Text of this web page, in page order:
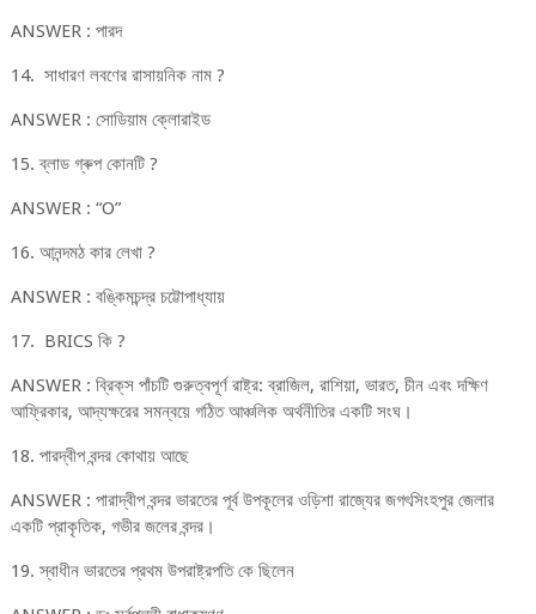
ANSWER : পারদ
14. সাধারণ লবণের রাসায়নিক নাম ?
ANSWER : সোডিয়াম ক্লোরাইড
15. ব্লাড গ্ৰুপ কোনটি ?
ANSWER : “O”
16. আনন্দমঠ কার লেখা ?
ANSWER : বঙ্কিমচন্দ্র চট্টোপাধ্যায়
17. BRICS কি ?
ANSWER : ব্রিক্‌স পাঁচটি গুরুত্বপূর্ণ রাষ্ট্র: ব্রাজিল, রাশিয়া, ভারত, চীন এবং দক্ষিণ
আফ্রিকার, আদ্যক্ষরের সমন্বয়ে গঠিত আঞ্চলিক অর্থনীতির একটি সংঘ।
18. পারদ্বীপ বন্দর কোথায় আছে
ANSWER : পারাদ্বীপ বন্দর ভারতের পূর্ব উপকূলের ওড়িশা রাজ্যের জগৎসিংহপুর জেলার
একটি প্রাকৃতিক, গভীর জলের বন্দর।
19. স্বাধীন ভারতের প্রথম উপরাষ্ট্রপতি কে ছিলেন